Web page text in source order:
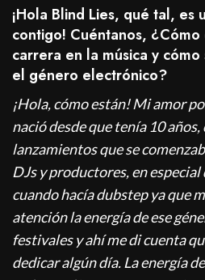
¡Hola Blind Lies, qué tal, es
contigo! Cuéntanos, ¿Cómo
carrera en la música y
el género electrónico?
¡Hola, cómo están! Mi amor
nació desde que tenía 10
lanzamientos que se
DJs y productores, en
cuando hacía dubstep ya que
atención la energía de ese
festivales y ahí me di cuenta
dedicar algún día. La energía